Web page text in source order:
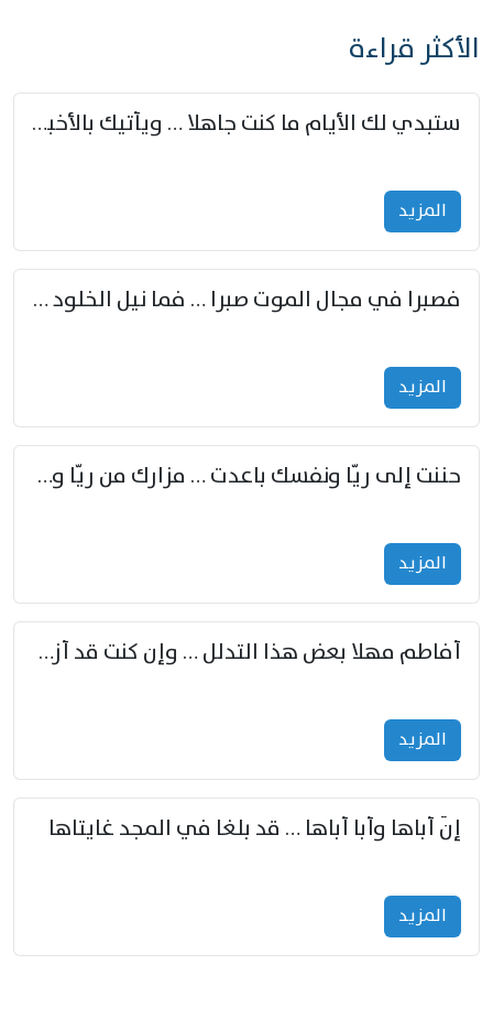
الأكثر قراءة
ستبدي لك الأيام ما كنت جاهلا … ويأتيك بالأخبار من لم تزوّد
المزید
فصبرا في مجال الموت صبرا … فما نيل الخلود بمستطاع
المزید
حننت إلى ريّا ونفسك باعدت … مزارك من ريّا وشعباكما معا
المزید
أفاطم مهلا بعض هذا التدلل … وإن كنت قد أزمعت صرمي فأجملي
المزید
إنّ أباها وأبا أباها … قد بلغا في المجد غايتاها
المزید